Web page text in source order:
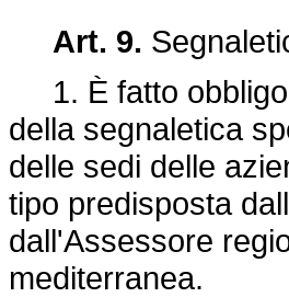
Art. 9.
1. È fatto obbligo
della segnaletica
delle sedi delle
tipo predisposta
dall'Assessore
mediterranea.